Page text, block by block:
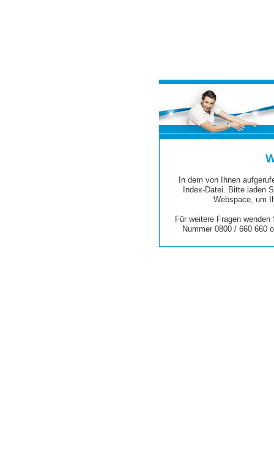
In dem von Ihnen
Index-Datei. Bitte laden
Webspace, um
Für weitere Fragen
Nummer 0800 / 660 660